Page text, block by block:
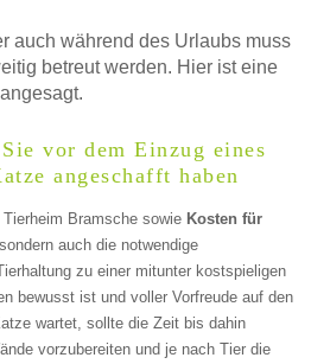
HINZUFÜGEN
auch während des Urlaubs muss
betreut werden. Hier ist eine
vor dem Einzug eines
angeschafft haben
Bramsche sowie Kosten für
sondern auch die notwendige
zu einer mitunter kostspieligen
bewusst ist und voller Vorfreude auf den
wartet, sollte die Zeit bis dahin
vorzubereiten und je nach Tier die